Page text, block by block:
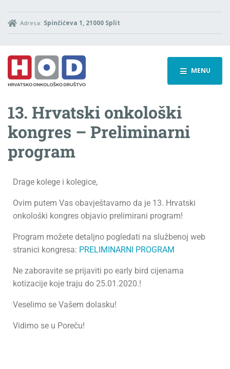
Adresa: Spinčićeva 1, 21000 Split
MENU
13. Hrvatski onkološki
kongres – Preliminarni
program
Drage kolege i kolegice,
Ovim putem Vas obavještavamo da je 13. Hrvatski
onkološki kongres objavio prelimirani program!
Program možete detaljno pogledati na službenoj web
stranici kongresa: PRELIMINARNI PROGRAM
Ne zaboravite se prijaviti po early bird cijenama
kotizacije koje traju do 25.01.2020.!
Veselimo se Vašem dolasku!
Vidimo se u Poreču!